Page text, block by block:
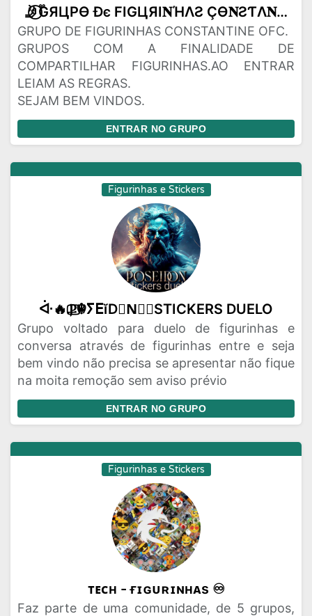
🤳⃝֟GЯЦPӨ Ðє FIGЦЯI𝐍ΉΛƧ ÇӨ𝐍ƧƬΛ𝐍ƬI𝐍є ӨFC✐⃝֟🈯
GRUPO DE FIGURINHAS CONSTANTINE OFC.
GRUPOS COM A FINALIDADE DE
COMPARTILHAR FIGURINHAS.AO ENTRAR
LEIAM AS REGRAS.
SEJAM BEM VINDOS.
ENTRAR NO GRUPO
Figurinhas e Stickers
ᐚ🔥Ⳁ⃢☬ⵢⴹĭD☬N⃢⃤STICKERS DUELO
Grupo voltado para duelo de figurinhas e
conversa através de figurinhas entre e seja
bem vindo não precisa se apresentar não fique
na moita remoção sem aviso prévio
ENTRAR NO GRUPO
Figurinhas e Stickers
ᴛᴇᴄʜ - ғɪɢᴜʀɪɴʜᴀs ♾️
Faz parte de uma comunidade, de 5 grupos,